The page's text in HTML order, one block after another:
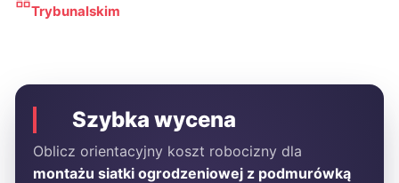
Trybunalskim
Szybka wycena
Oblicz orientacyjny koszt robocizny dla
montażu siatki ogrodzeniowej z podmurówką